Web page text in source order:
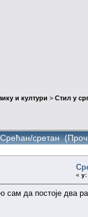
и култури > Стил у
сретан
« у:
сам да постоје два